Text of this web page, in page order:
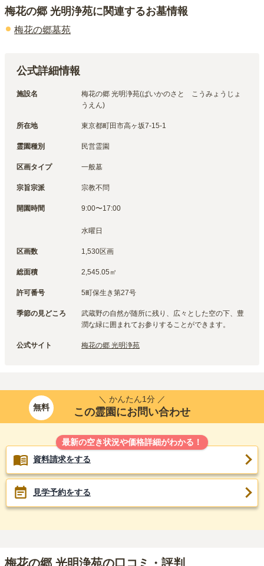
梅花の郷 光明浄苑に関連するお墓情報
梅花の郷墓苑
公式詳細情報
施設名
梅花の郷 光明浄苑(ばいかのさと　こうみょうじょ
うえん)
所在地 東京都町田市高ヶ坂7-15-1
霊園種別 民営霊園
区画タイプ 一般墓
宗旨宗派 宗教不問
開園時間 9:00〜17:00
水曜日
区画数 1,530区画
総面積 2,545.05㎡
許可番号 5町保生き第27号
季節の見どころ
武蔵野の自然が随所に残り、広々とした空の下、豊
潤な緑に囲まれてお参りすることができます。
公式サイト 梅花の郷 光明浄苑
無料
＼ かんたん1分 ／
この霊園にお問い合わせ
最新の空き状況や価格詳細がわかる！
資料請求をする
見学予約をする
梅花の郷 光明浄苑の口コミ・評判